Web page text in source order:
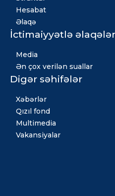
Hesabat
Əlaqə
İctimaiyyətlə əlaqələr
Media
Ən çox verilən suallar
Digər səhifələr
Xəbərlər
Qızıl fond
Multimedia
Vakansiyalar